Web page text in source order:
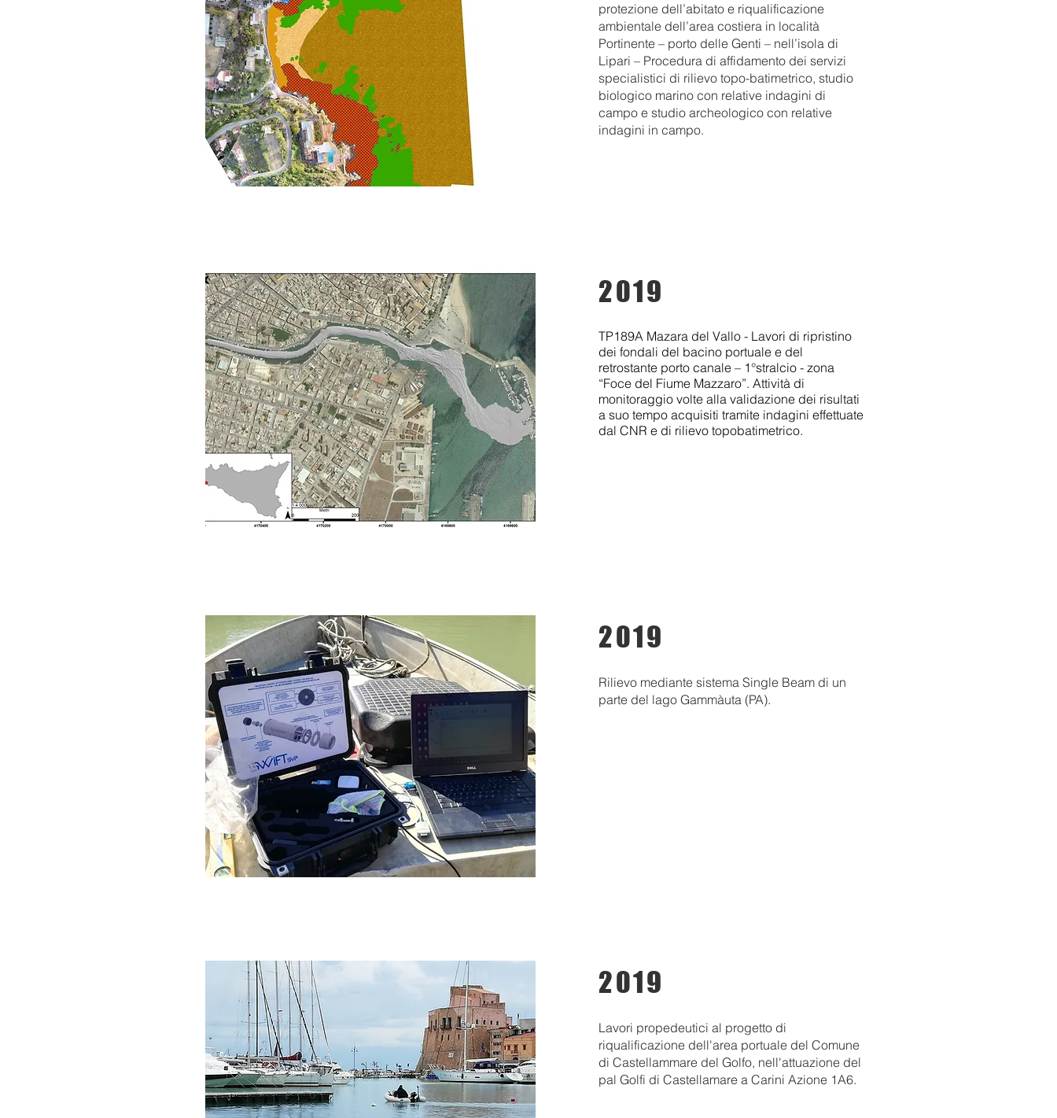
protezione dell’abitato e riqualificazione
ambientale dell’area costiera in località
Portinente – porto delle Genti – nell’isola di
Lipari – Procedura di affidamento dei servizi
specialistici di rilievo topo-batimetrico, studio
biologico marino con relative indagini di
campo e studio archeologico con relative
indagini in campo.
2019
TP189A Mazara del Vallo - Lavori di ripristino
dei fondali del bacino portuale e del
retrostante porto canale – 1°stralcio - zona
“Foce del Fiume Mazzaro”. Attività di
monitoraggio volte alla validazione dei risultati
a suo tempo acquisiti tramite indagini effettuate
dal CNR e di rilievo topobatimetrico.
2019
Rilievo mediante sistema Single Beam di un
parte del lago Gammàuta (PA).
2019
Lavori propedeutici al progetto di
riqualificazione dell'area portuale del Comune
di Castellammare del Golfo, nell'attuazione del
pal Golfi di Castellamare a Carini Azione 1A6.